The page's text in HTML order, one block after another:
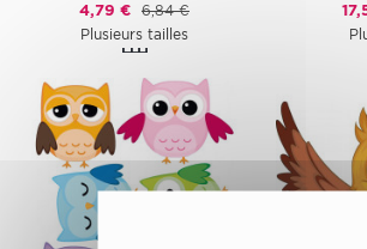
4,79 € 6,84 €
Plusieurs tailles